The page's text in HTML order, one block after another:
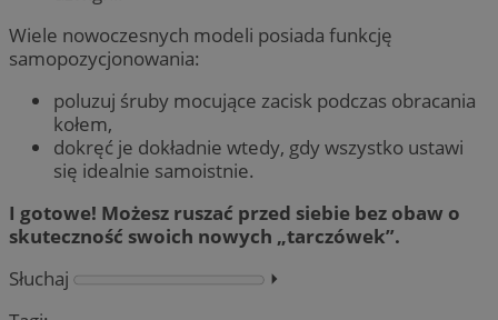
Wiele nowoczesnych modeli posiada funkcję
samopozycjonowania:
poluzuj śruby mocujące zacisk podczas obracania
kołem,
dokręć je dokładnie wtedy, gdy wszystko ustawi
się idealnie samoistnie.
I gotowe! Możesz ruszać przed siebie bez obaw o
skuteczność swoich nowych „tarczówek”.
Słuchaj
⏵︎